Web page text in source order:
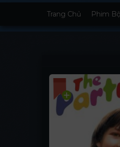
Trang Chủ Phim Bộ